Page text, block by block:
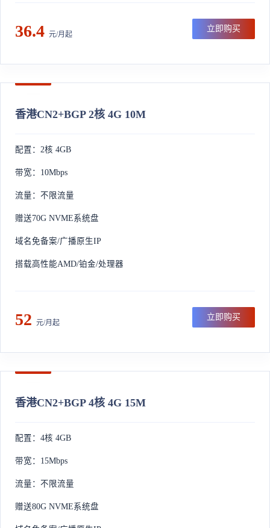
36.4 元/月起
立即购买
香港CN2+BGP 2核 4G 10M
配置：2核 4GB
带宽：10Mbps
流量：不限流量
赠送70G NVME系统盘
域名免备案/广播原生IP
搭载高性能AMD/铂金/处理器
52 元/月起
立即购买
香港CN2+BGP 4核 4G 15M
配置：4核 4GB
带宽：15Mbps
流量：不限流量
赠送80G NVME系统盘